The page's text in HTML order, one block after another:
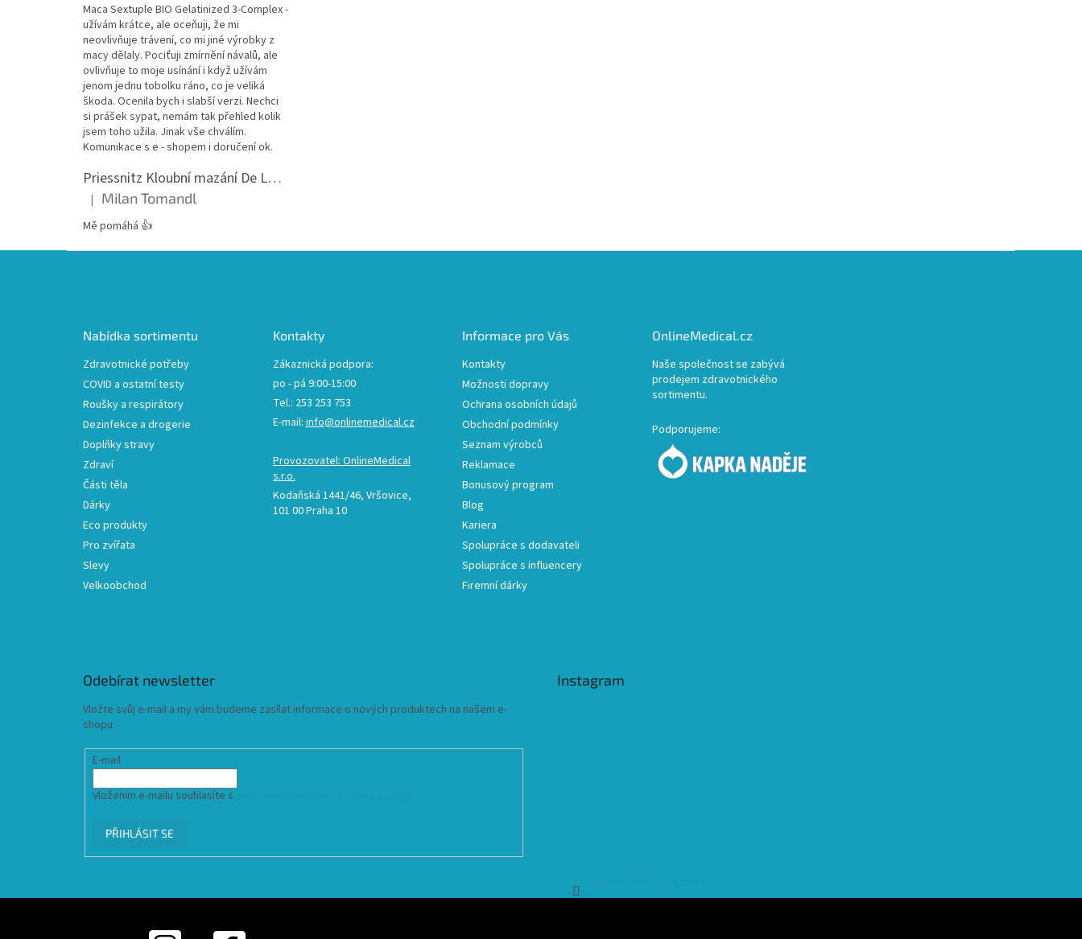
Maca Sextuple BIO Gelatinized 3-Complex -
užívám krátce, ale oceňuji, že mi
neovlivňuje trávení, co mi jiné výrobky z
macy dělaly. Pociťuji zmírnění návalů, ale
ovlivňuje to moje usínání i když užívám
jenom jednu tobolku ráno, co je veliká
škoda. Ocenila bych i slabší verzi. Nechci
si prášek sypat, nemám tak přehled kolik
jsem toho užila. Jinak vše chválím.
Komunikace s e - shopem i doručení ok.
Priessnitz Kloubní mazání De Luxe, 200ml
Hodnocení produktu je 5 z 5 hvězdiček.
| Milan Tomandl
Mě pomáhá 👍
Nabídka sortimentu
Zdravotnické potřeby
COVID a ostatní testy
Roušky a respirátory
Dezinfekce a drogerie
Doplňky stravy
Zdraví
Části těla
Dárky
Eco produkty
Pro zvířata
Slevy
Velkoobchod
Kontakty
Zákaznická podpora:
po - pá 9:00-15:00
Tel.: 253 253 753
E-mail: info@onlinemedical.cz
Provozovatel: OnlineMedical
s.r.o.
Kodaňská 1441/46, Vršovice,
101 00 Praha 10
Informace pro Vás
Kontakty
Možnosti dopravy
Ochrana osobních údajů
Obchodní podmínky
Seznam výrobců
Reklamace
Bonusový program
Blog
Kariera
Spolupráce s dodavateli
Spolupráce s influencery
Firemní dárky
OnlineMedical.cz
Naše společnost se zabývá
prodejem zdravotnického
sortimentu.
Podporujeme:
Odebírat newsletter
Vložte svůj e-mail a my vám budeme zasílat informace o nových produktech na našem e-
shopu.
E-mail
Vložením e-mailu souhlasíte s
PŘIHLÁSIT SE
Instagram